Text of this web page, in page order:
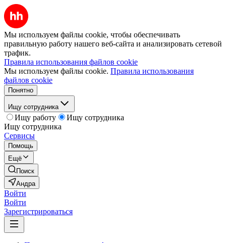
Мы используем файлы cookie, чтобы обеспечивать
правильную работу нашего веб-сайта и анализировать сетевой
трафик.
Правила использования файлов cookie
Мы используем файлы cookie. Правила использования
файлов cookie
Понятно
Ищу сотрудника
Ищу работу
Ищу сотрудника
Ищу сотрудника
Сервисы
Помощь
Ещё
Поиск
Андра
Войти
Войти
Зарегистрироваться